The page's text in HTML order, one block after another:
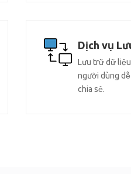
Dịch vụ
Lưu trữ dữ
người dùng
chia sẻ.